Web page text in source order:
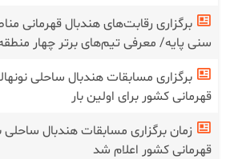
برگزاری رقابت‌های هندبال قهرمانی
سنی پایه/ معرفی تیم‌های برتر چهار
برگزاری مسابقات هندبال ساحلی
قهرمانی کشور برای اولین بار
زمان برگزاری مسابقات هندبال ساحلی
قهرمانی کشور اعلام شد